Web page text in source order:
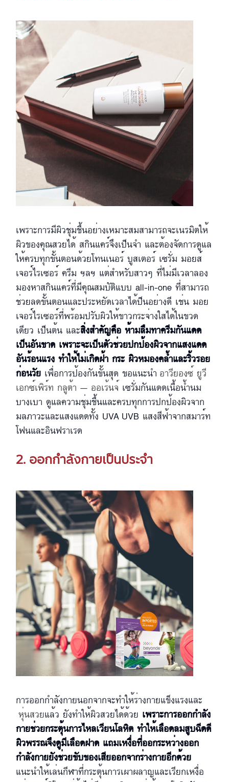
เพราะการมีผิวชุ่มชื้นอย่างเหมาะสมสามารถจะเนรมิตให้
ผิวของคุณสวยได้ สกินแคร์จึงเป็นจำ และต้องจัดการดูแล
ให้ครบทุกขั้นตอนด้วยโทนเนอร์ บูสเตอร์ เซรั่ม มอยส์
เจอร์ไรเซอร์ ครีม ฯลฯ แต่สำหรับสาวๆ ที่ไม่มีเวลาลอง
มองหาสกินแคร์ที่มีคุณสมบัติแบบ all-in-one ที่สามารถ
ช่วยลดขั้นตอนและประหยัดเวลาได้ป็นอย่างดี เช่น มอย
เจอร์ไรเซอร์ที่พร้อมปรับผิวให้ขาวกระจ่างใสได้ในขวด
เดียว เป็นต้น และสิ่งสำคัญคือ ห้ามลืมทาครีมกันแดด
เป็นอันขาด เพราะจะเป็นตัวช่วยปกป้องผิวจากแสงแดด
อันร้อนแรง ทำให้ไม่เกิดฝ้า กระ ผิวหมองคล้ำและริ้วรอย
ก่อนวัย เพื่อการป้องกันขั้นสุด ขอแนะนำ อาวียองซ์ ยูวี
เอกซ์เพิร์ท กลูต้า – ออเร้นจ์ เซรั่มกันแดดเนื้อน้ำนม
บางเบา ดูแลความชุ่มชื้นและครบทุกการปกป้องผิวจาก
มลภาวะและแสงแดดทั้ง UVA UVB แสงสีฟ้าจากสมาร์ท
โฟนและอินฟราเรด
2. ออกกำลังกายเป็นประจำ
การออกกำลังกายนอกจากจะทำให้ร่างกายแข็งแรงและ
หุ่นสวยแล้ว ยังทำให้ผิวสวยได้ด้วย เพราะการออกกำลัง
กายช่วยกระตุ้นการไหลเวียนโลหิต ทำให้เลือดลมสูบฉีดดี
ผิวพรรณจึงดูมีเลือดฝาด แถมเหงื่อที่ออกระหว่างออก
กำลังกายยังช่วยขับของเสียออกจากร่างกายอีกด้วย
แนะนำให้เล่นกีฬาที่กระตุ้นการเผาผลาญและเรียกเหงื่อ